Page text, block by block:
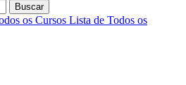
Buscar
os Cursos Lista de Todos os